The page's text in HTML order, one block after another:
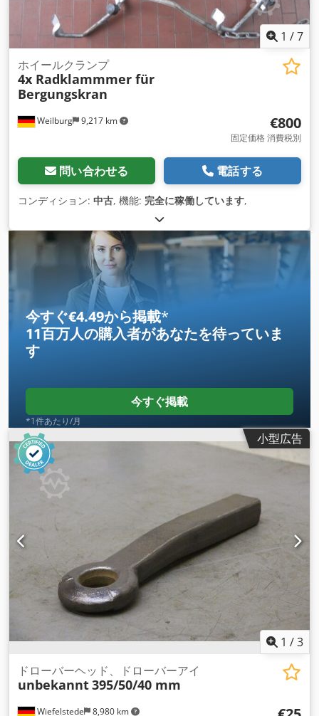
1 /7
Weilburg 9,217 km
ホイールクランプ
4x Radklammmer für
Bergungskran
€800
固定価格 消費税別
問い合わせる 電話する
コンディション: 中古, 機能: 完全に稼働しています,
今すぐ€4.49から掲載*
11百万人の購入者があなたを待っていま
す
今すぐ掲載
*1件あたり/月
小型広告
1 /3
Wiefelstede 8,980 km
ドローバーヘッド、ドローバーアイ
unbekannt395/50/40 mm